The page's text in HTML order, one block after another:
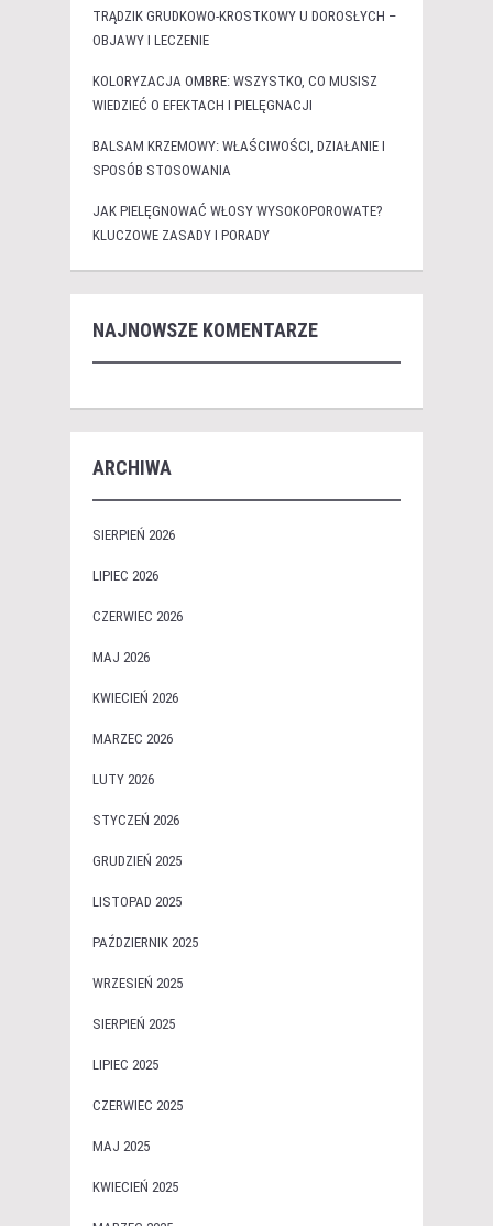
TRĄDZIK GRUDKOWO-KROSTKOWY U DOROSŁYCH –
OBJAWY I LECZENIE
KOLORYZACJA OMBRE: WSZYSTKO, CO MUSISZ
WIEDZIEĆ O EFEKTACH I PIELĘGNACJI
BALSAM KRZEMOWY: WŁAŚCIWOŚCI, DZIAŁANIE I
SPOSÓB STOSOWANIA
JAK PIELĘGNOWAĆ WŁOSY WYSOKOPOROWATE?
KLUCZOWE ZASADY I PORADY
NAJNOWSZE KOMENTARZE
ARCHIWA
SIERPIEŃ 2026
LIPIEC 2026
CZERWIEC 2026
MAJ 2026
KWIECIEŃ 2026
MARZEC 2026
LUTY 2026
STYCZEŃ 2026
GRUDZIEŃ 2025
LISTOPAD 2025
PAŹDZIERNIK 2025
WRZESIEŃ 2025
SIERPIEŃ 2025
LIPIEC 2025
CZERWIEC 2025
MAJ 2025
KWIECIEŃ 2025